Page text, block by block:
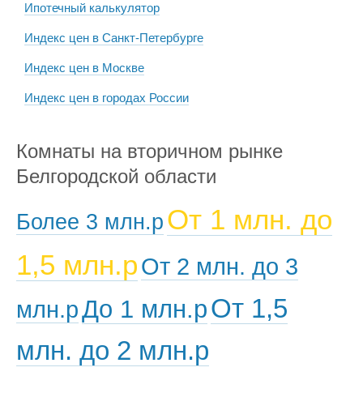
Ипотечный калькулятор
Индекс цен в Санкт-Петербурге
Индекс цен в Москве
Индекс цен в городах России
Комнаты на вторичном рынке
Белгородской области
Более 3 млн.р От 1 млн. до
1,5 млн.рОт 2 млн. до 3
млн.рДо 1 млн.рОт 1,5
млн. до 2 млн.р